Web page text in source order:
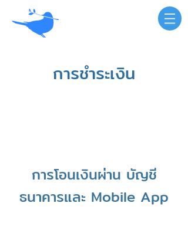
การชำระเงิน
การโอนเงินผ่าน บัญชี
ธนาคารและ Mobile App